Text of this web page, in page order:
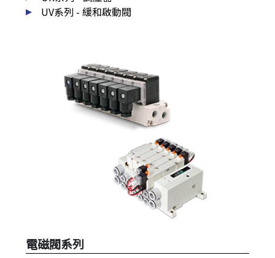
UV系列 - 緩和啟動閥
電磁閥系列